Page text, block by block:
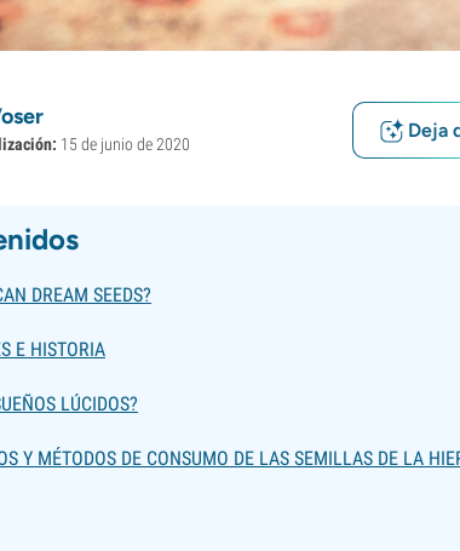
15 de junio de 2020
Deja
DREAM SEEDS?
E HISTORIA
LÚCIDOS?
Y MÉTODOS DE CONSUMO DE LAS SEMILLAS DE LA